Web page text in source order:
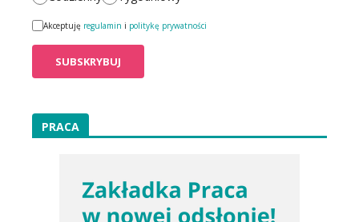
Akceptuję regulamin i politykę prywatności
PRACA